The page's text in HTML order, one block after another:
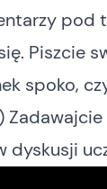
pod
Piszcie
spoko,
dyskusji